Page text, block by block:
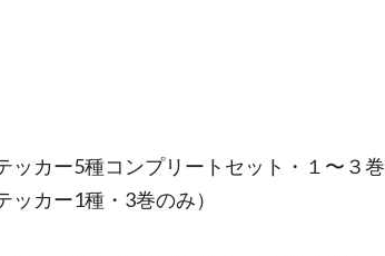
ッカー5種コンプリートセット・１〜３巻
ッカー1種・3巻のみ）